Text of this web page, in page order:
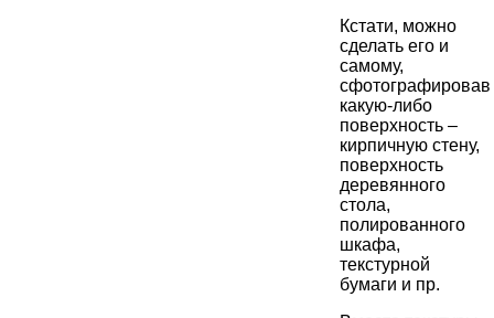
Кстати, можно
сделать его и
самому,
сфотографировав
какую-либо
поверхность –
кирпичную стену,
поверхность
деревянного
стола,
полированного
шкафа,
текстурной
бумаги и пр.